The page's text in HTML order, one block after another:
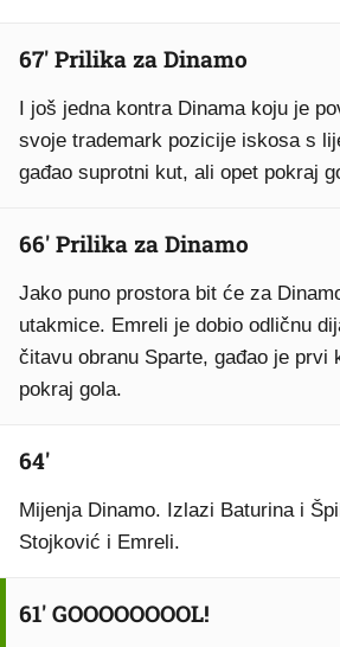
67' Prilika za Dinamo
I još jedna kontra Dinama koju je
svoje trademark pozicije iskosa s
gađao suprotni kut, ali opet pokraj
66' Prilika za Dinamo
Jako puno prostora bit će za
utakmice. Emreli je dobio odličnu
čitavu obranu Sparte, gađao je prvi
pokraj gola.
64'
Mijenja Dinamo. Izlazi Baturina i
Stojković i Emreli.
61' GOOOOOOOOL!